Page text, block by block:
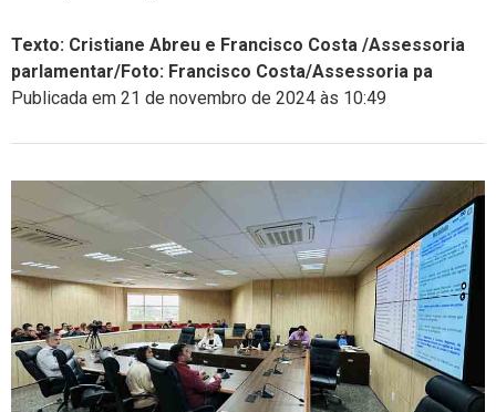
Texto: Cristiane Abreu e Francisco Costa /Assessoria
parlamentar/Foto: Francisco Costa/Assessoria pa
Publicada em 21 de novembro de 2024 às 10:49